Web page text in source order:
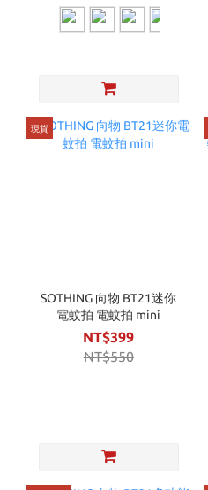
現貨
SOTHING 向物 BT21迷你
電蚊拍 電蚊拍 mini
NT$399
NT$550